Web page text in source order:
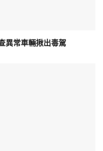
異常車輛揪出毒駕